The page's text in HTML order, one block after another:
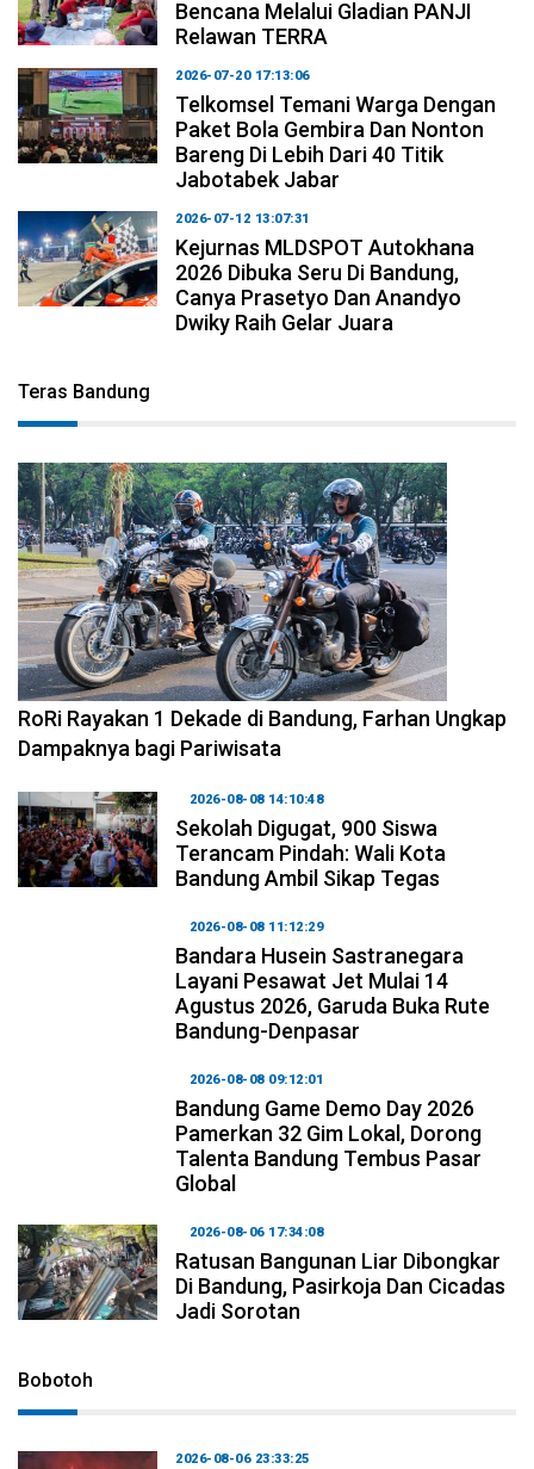
Bencana Melalui Gladian PANJI
Relawan TERRA
2026-07-20 17:13:06
Telkomsel Temani Warga Dengan
Paket Bola Gembira Dan Nonton
Bareng Di Lebih Dari 40 Titik
Jabotabek Jabar
2026-07-12 13:07:31
Kejurnas MLDSPOT Autokhana
2026 Dibuka Seru Di Bandung,
Canya Prasetyo Dan Anandyo
Dwiky Raih Gelar Juara
Teras Bandung
2026-08-09 09:55:44
RoRi Rayakan 1 Dekade di Bandung, Farhan Ungkap
Dampaknya bagi Pariwisata
2026-08-08 14:10:48
Sekolah Digugat, 900 Siswa
Terancam Pindah: Wali Kota
Bandung Ambil Sikap Tegas
2026-08-08 11:12:29
Bandara Husein Sastranegara
Layani Pesawat Jet Mulai 14
Agustus 2026, Garuda Buka Rute
Bandung-Denpasar
2026-08-08 09:12:01
Bandung Game Demo Day 2026
Pamerkan 32 Gim Lokal, Dorong
Talenta Bandung Tembus Pasar
Global
2026-08-06 17:34:08
Ratusan Bangunan Liar Dibongkar
Di Bandung, Pasirkoja Dan Cicadas
Jadi Sorotan
Bobotoh
2026-08-06 23:33:25